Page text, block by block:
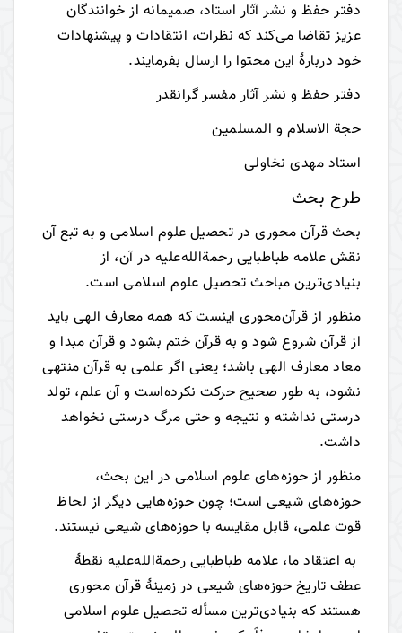
دفتر حفظ و نشر آثار استاد، صمیمانه از خوانندگان
عزیز تقاضا می‌کند که نظرات، انتقادات و پیشنهادات
خود دربارۀ این محتوا را ارسال بفرمایند.
دفتر حفظ و نشر آثار مفسر گرانقدر
حجة الاسلام و المسلمین
استاد مهدی نخاولی
طرح بحث
بحث قرآن محوری در تحصیل علوم اسلامی و به تبع آن
نقش علامه طباطبایی رحمة‌الله‌علیه در آن، از
بنیادی‌ترین مباحث تحصیل علوم اسلامی است.
منظور از قرآن‌محوری اینست که همه معارف الهی باید
از قرآن شروع شود و به قرآن ختم بشود و قرآن مبدا و
معاد معارف الهی باشد؛ یعنی اگر علمی به قرآن منتهی
نشود، به طور صحیح حرکت نکرده‌است و آن علم، تولد
درستی نداشته و نتیجه‌ و حتی مرگ درستی نخواهد
داشت.
منظور از حوزه‌های علوم اسلامی در این بحث،
حوزه‌های شیعی است؛ چون حوزه‌هایی دیگر از لحاظ
قوت علمی، قابل مقایسه با حوزه‌های شیعی نیستند.
به اعتقاد ما، علامه طباطبایی رحمة‌الله‌علیه نقطۀ
عطف تاریخ حوزه‌های شیعی در زمینۀ قرآن محوری
هستند که بنیادی‌ترین مسأله تحصیل علوم اسلامی